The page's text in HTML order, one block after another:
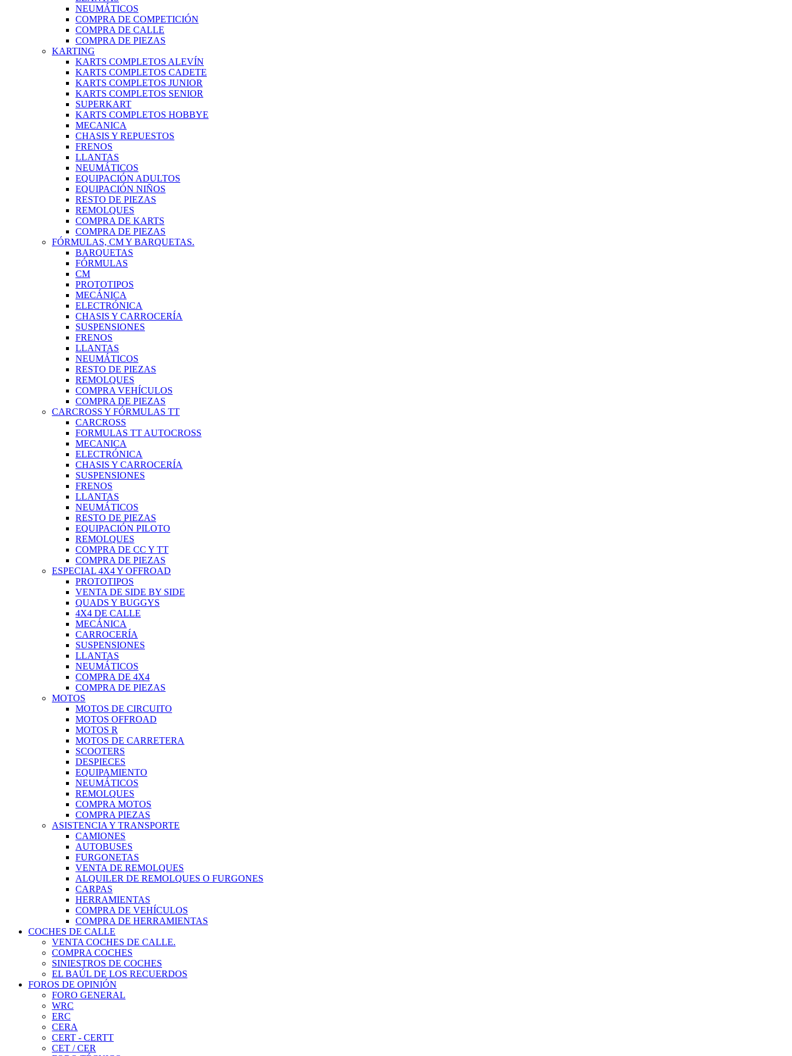
NEUMÁTICOS
COMPRA DE COMPETICIÓN
COMPRA DE CALLE
COMPRA DE PIEZAS
KARTING
KARTS COMPLETOS ALEVÍN
KARTS COMPLETOS CADETE
KARTS COMPLETOS JUNIOR
KARTS COMPLETOS SENIOR
SUPERKART
KARTS COMPLETOS HOBBYE
MECANICA
CHASIS Y REPUESTOS
FRENOS
LLANTAS
NEUMÁTICOS
EQUIPACIÓN ADULTOS
EQUIPACIÓN NIÑOS
RESTO DE PIEZAS
REMOLQUES
COMPRA DE KARTS
COMPRA DE PIEZAS
FÓRMULAS, CM Y BARQUETAS.
BARQUETAS
FÓRMULAS
CM
PROTOTIPOS
MECÁNICA
ELECTRÓNICA
CHASIS Y CARROCERÍA
SUSPENSIONES
FRENOS
LLANTAS
NEUMÁTICOS
RESTO DE PIEZAS
REMOLQUES
COMPRA VEHÍCULOS
COMPRA DE PIEZAS
CARCROSS Y FÓRMULAS TT
CARCROSS
FORMULAS TT AUTOCROSS
MECANICA
ELECTRÓNICA
CHASIS Y CARROCERÍA
SUSPENSIONES
FRENOS
LLANTAS
NEUMÁTICOS
RESTO DE PIEZAS
EQUIPACIÓN PILOTO
REMOLQUES
COMPRA DE CC Y TT
COMPRA DE PIEZAS
ESPECIAL 4X4 Y OFFROAD
PROTOTIPOS
VENTA DE SIDE BY SIDE
QUADS Y BUGGYS
4X4 DE CALLE
MECÁNICA
CARROCERÍA
SUSPENSIONES
LLANTAS
NEUMÁTICOS
COMPRA DE 4X4
COMPRA DE PIEZAS
MOTOS
MOTOS DE CIRCUITO
MOTOS OFFROAD
MOTOS R
MOTOS DE CARRETERA
SCOOTERS
DESPIECES
EQUIPAMIENTO
NEUMÁTICOS
REMOLQUES
COMPRA MOTOS
COMPRA PIEZAS
ASISTENCIA Y TRANSPORTE
CAMIONES
AUTOBUSES
FURGONETAS
VENTA DE REMOLQUES
ALQUILER DE REMOLQUES O FURGONES
CARPAS
HERRAMIENTAS
COMPRA DE VEHÍCULOS
COMPRA DE HERRAMIENTAS
COCHES DE CALLE
VENTA COCHES DE CALLE.
COMPRA COCHES
SINIESTROS DE COCHES
EL BAÚL DE LOS RECUERDOS
FOROS DE OPINIÓN
FORO GENERAL
WRC
ERC
CERA
CERT - CERTT
CET / CER